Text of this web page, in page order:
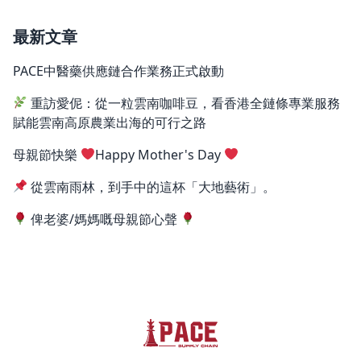
最新文章
PACE中醫藥供應鏈合作業務正式啟動
重訪愛伲：從一粒雲南咖啡豆，看香港全鏈條專業服務
賦能雲南高原農業出海的可行之路
母親節快樂
Happy Mother's Day
從雲南雨林，到手中的這杯「大地藝術」。
俾老婆/媽媽嘅母親節心聲